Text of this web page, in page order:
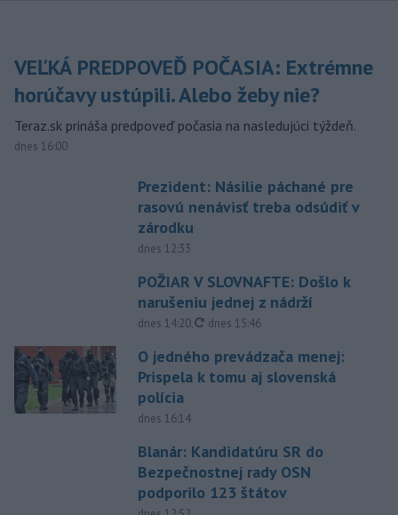
VEĽKÁ PREDPOVEĎ POČASIA: Extrémne
horúčavy ustúpili. Alebo žeby nie?
Teraz.sk prináša predpoveď počasia na nasledujúci týždeň.
dnes 16:00
Prezident: Násilie páchané pre
rasovú nenávisť treba odsúdiť v
zárodku
dnes 12:33
POŽIAR V SLOVNAFTE: Došlo k
narušeniu jednej z nádrží
dnes 14:20, aktualizované
dnes 15:46
O jedného prevádzača menej:
Prispela k tomu aj slovenská
polícia
dnes 16:14
Blanár: Kandidatúru SR do
Bezpečnostnej rady OSN
podporilo 123 štátov